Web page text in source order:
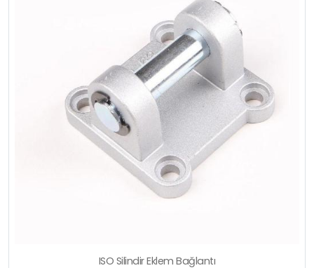
ISO Silindir Eklem Bağlantı